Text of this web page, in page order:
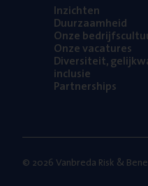
Inzich­ten
Duur­zaam­heid
Onze
Onze vaca­tu­res
Diver­si­teit,
inclusie
Part­ner­ships
© 2026 Vanbreda Risk &